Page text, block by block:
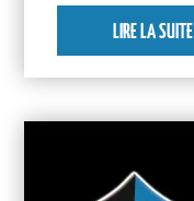
LIRE LA SUITE